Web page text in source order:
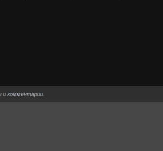
и комментарии.